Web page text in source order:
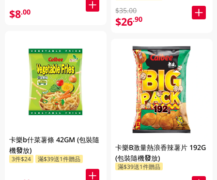
$8.00
卡樂b什菜薯條 42GM (包裝隨
機發放)
3件$24 滿$39送1件贈品
$35.00
$26.90
卡樂B激量熱浪香辣薯片 192G
(包裝隨機發放)
滿$39送1件贈品